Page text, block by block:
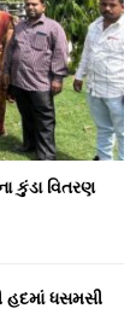
કુંડા વિતરણ
હદમાં ધસમસી